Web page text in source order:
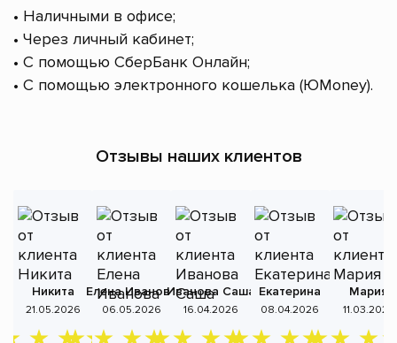
• Наличными в офисе;
• Через личный кабинет;
• С помощью СберБанк Онлайн;
• С помощью электронного кошелька (ЮMoney).
Отзывы наших клиентов
Никита
21.05.2026
Елена Иванова
06.05.2026
Иванова Саша
16.04.2026
Екатерина
08.04.2026
Мария
11.03.2026